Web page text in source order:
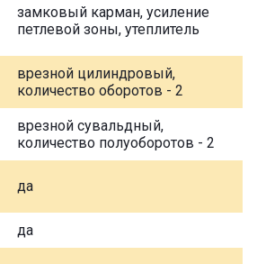
замковый карман, усиление
петлевой зоны, утеплитель
врезной цилиндровый,
количество оборотов - 2
врезной сувальдный,
количество полуоборотов - 2
да
да